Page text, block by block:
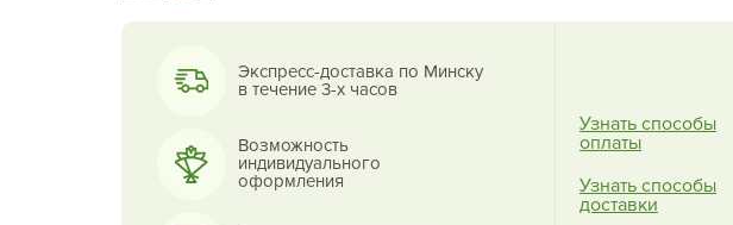
Экспресс-доставка по Минску
в течение 3-х часов
Возможность
индивидуального
оформления
Узнать способы
оплаты
Узнать способы
доставки